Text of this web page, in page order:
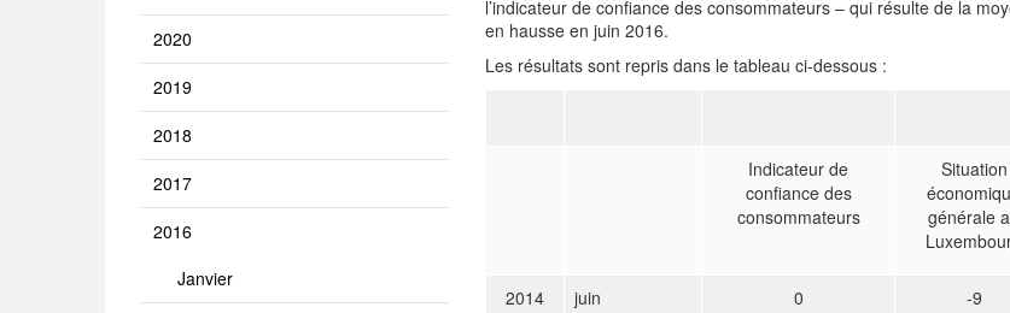
2020
2019
2018
2017
2016
Janvier
l’indicateur de confiance des consommateurs – qui résulte de la
en hausse en juin 2016.
Les résultats sont repris dans le tableau ci-dessous :
Indicateur de
confiance des
consommateurs
Situation
générale
2014 juin 0 -9